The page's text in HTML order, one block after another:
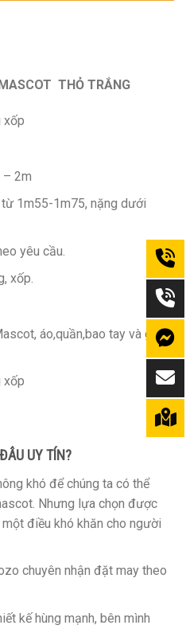
THỎ TRẮNG
xốp
– 2m
1m55-1m75, nặng dưới
yêu cầu.
xốp.
áo,quần,bao tay và giày
xốp
UY TÍN?
khó để chúng ta có thể
Nhưng lựa chọn được
điều khó khăn cho người
chuyên nhận đặt may theo
kế hùng mạnh, bên mình